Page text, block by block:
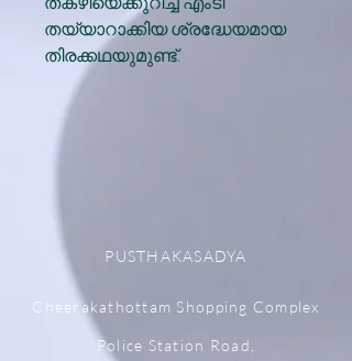
തയ്യാറാക്കിയ ശ്രദ്ധേയമായ
തിരക്കഥയുമുണ്ട്.
PUSTHAKASADYA
Cheerakathottam Shopping Complex
Police Station Road,